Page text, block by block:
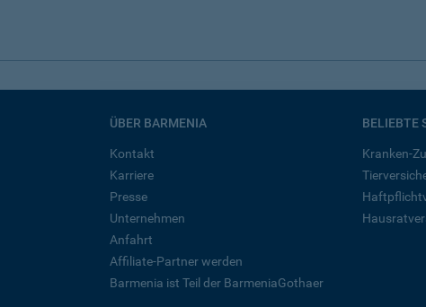
ÜBER BARMENIA
Kontakt
Karriere
Presse
Unternehmen
Anfahrt
Affiliate-Partner werden
Barmenia ist Teil der BarmeniaGothaer
BELIEBTE
Kranken-